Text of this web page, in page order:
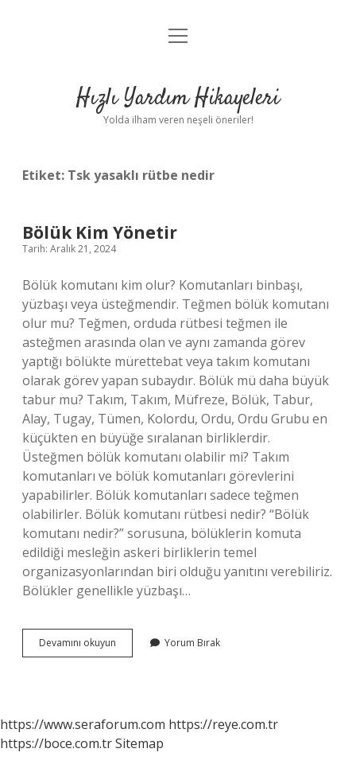
Anasayfa
Yasal Uyarı
menüyü
Hızlı Yardım Hikayeleri
Yolda ilham veren neşeli öneriler!
Etiket: Tsk yasaklı rütbe nedir
Bölük Kim Yönetir
Tarih: Aralık 21, 2024
Bölük komutanı kim olur? Komutanları binbaşı,
yüzbaşı veya üsteğmendir. Teğmen bölük komutanı
olur mu? Teğmen, orduda rütbesi teğmen ile
asteğmen arasında olan ve aynı zamanda görev
yaptığı bölükte mürettebat veya takım komutanı
olarak görev yapan subaydır. Bölük mü daha büyük
tabur mu? Takım, Takım, Müfreze, Bölük, Tabur,
Alay, Tugay, Tümen, Kolordu, Ordu, Ordu Grubu en
küçükten en büyüğe sıralanan birliklerdir.
Üsteğmen bölük komutanı olabilir mi? Takım
komutanları ve bölük komutanları görevlerini
yapabilirler. Bölük komutanları sadece teğmen
olabilirler. Bölük komutanı rütbesi nedir? “Bölük
komutanı nedir?” sorusuna, bölüklerin komuta
edildiği mesleğin askeri birliklerin temel
organizasyonlarından biri olduğu yanıtını verebiliriz.
Bölükler genellikle yüzbaşı…
Devamını okuyun
Kim
Yorum Bırak
https://www.seraforum.com https://reye.com.tr
https://boce.com.trSitemap